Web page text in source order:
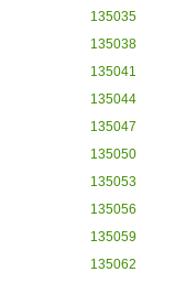
135035
135038
135041
135044
135047
135050
135053
135056
135059
135062